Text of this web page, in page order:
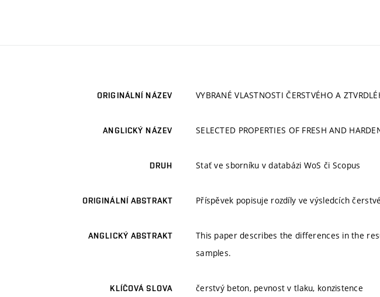
ORIGINÁLNÍ NÁZEV VYBRANÉ VLASTNOSTI ČERSTVÉHO A
ANGLICKÝ NÁZEV SELECTED PROPERTIES OF FRESH AND
DRUH Stať ve sborníku v databázi WoS či Scopus
ORIGINÁLNÍ ABSTRAKT Příspěvek popisuje rozdíly ve výsledcích
ANGLICKÝ ABSTRAKT
This paper describes the differences in the
samples.
KLÍČOVÁ SLOVA čerstvý beton, pevnost v tlaku, konzistence